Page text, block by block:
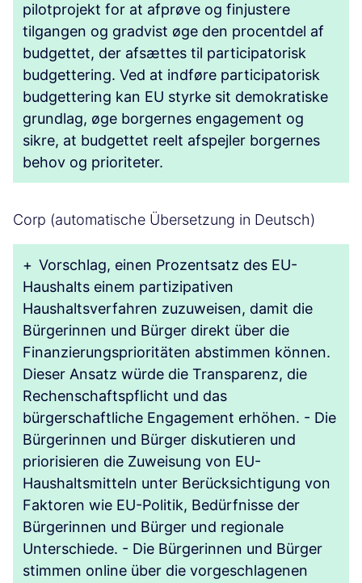
pilotprojekt for at afprøve og finjustere
tilgangen og gradvist øge den procentdel af
budgettet, der afsættes til participatorisk
budgettering. Ved at indføre participatorisk
budgettering kan EU styrke sit demokratiske
grundlag, øge borgernes engagement og
sikre, at budgettet reelt afspejler borgernes
behov og prioriteter.
Corp (automatische Übersetzung in Deutsch)
+ Vorschlag, einen Prozentsatz des EU-
Haushalts einem partizipativen
Haushaltsverfahren zuzuweisen, damit die
Bürgerinnen und Bürger direkt über die
Finanzierungsprioritäten abstimmen können.
Dieser Ansatz würde die Transparenz, die
Rechenschaftspflicht und das
bürgerschaftliche Engagement erhöhen. - Die
Bürgerinnen und Bürger diskutieren und
priorisieren die Zuweisung von EU-
Haushaltsmitteln unter Berücksichtigung von
Faktoren wie EU-Politik, Bedürfnisse der
Bürgerinnen und Bürger und regionale
Unterschiede. - Die Bürgerinnen und Bürger
stimmen online über die vorgeschlagenen